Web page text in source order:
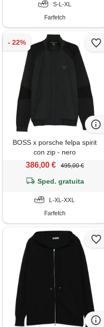
S-L-XL
Farfetch
BOSS x porsche felpa spirit
con zip - nero
386,00 € 495,00 €
Sped. gratuita
L-XL-XXL
Farfetch